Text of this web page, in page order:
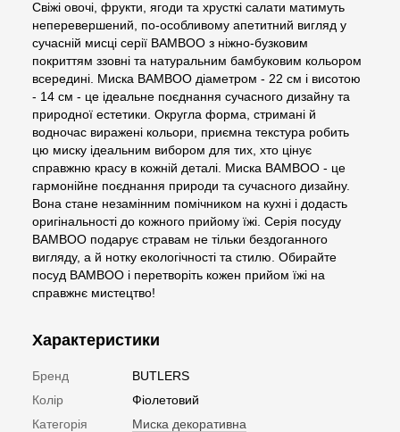
Свіжі овочі, фрукти, ягоди та хрусткі салати матимуть
неперевершений, по-особливому апетитний вигляд у
сучасній мисці серії BAMBOO з ніжно-бузковим
покриттям ззовні та натуральним бамбуковим кольором
всередині. Миска BAMBOO діаметром - 22 см і висотою
- 14 см - це ідеальне поєднання сучасного дизайну та
природної естетики. Округла форма, стримані й
водночас виражені кольори, приємна текстура робить
цю миску ідеальним вибором для тих, хто цінує
справжню красу в кожній деталі. Миска BAMBOO - це
гармонійне поєднання природи та сучасного дизайну.
Вона стане незамінним помічником на кухні і додасть
оригінальності до кожного прийому їжі. Серія посуду
BAMBOO подарує стравам не тільки бездоганного
вигляду, а й нотку екологічності та стилю. Обирайте
посуд BAMBOO і перетворіть кожен прийом їжі на
справжнє мистецтво!
Характеристики
Бренд
BUTLERS
Колір
Фіолетовий
Категорія
Миска декоративна